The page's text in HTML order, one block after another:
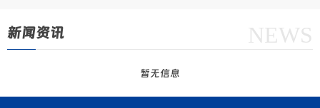
新闻资讯 NEWS
暂无信息